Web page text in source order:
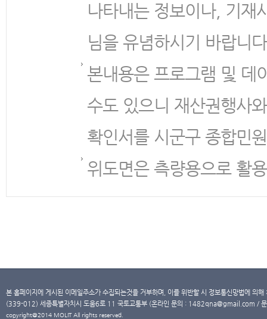
나타내는 정보이나, 기재
님을 유념하시기 바랍니
본내용은 프로그램 및 데
수도 있으니 재산권행사
확인서를 시군구 종합민
위도면은 측량용으로 활
본 홈페이지에 게시된 이메일주소가 수집되는것을 거부하며, 이를 위반할 시 정보통신망법에 의
(339-012) 세종특별자치시 도움6로 11 국토교통부 (온라인 문의 : 1482qna@gmail.com /
copyright@2014 MOLIT All rights reserved.